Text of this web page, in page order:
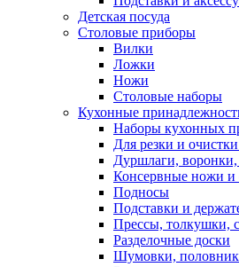
Детская посуда
Столовые приборы
Вилки
Ложки
Ножи
Столовые наборы
Кухонные
Наборы кухонных
Для резки и
Дуршлаги, воронки,
Консервные ножи и
Подносы
Подставки и
Прессы, толкушки,
Разделочные доски
Шумовки,